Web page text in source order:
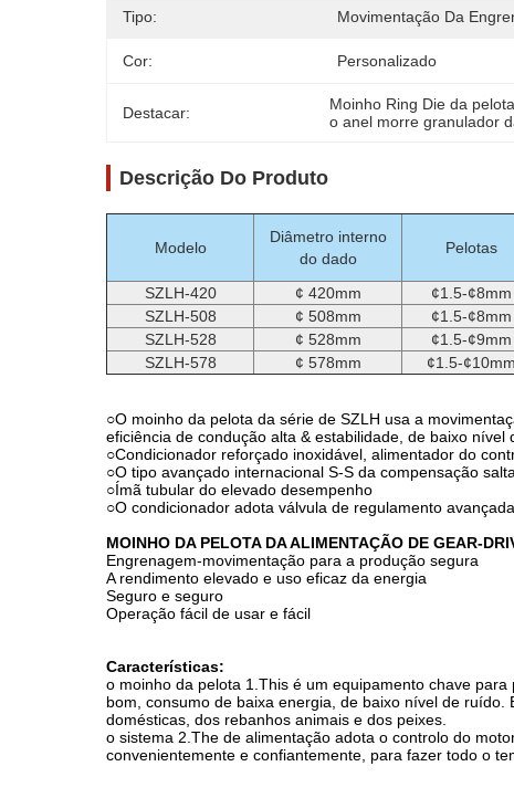
Tipo: Movimentação Da
Cor: Personalizado
Destacar: Moinho Ring Die da
o anel morre granulador
Descrição Do Produto
Modelo
Diâmetro interno
do dado
Pelotas
SZLH-420
¢ 420mm ¢1.5-¢8mm
SZLH-508
¢ 508mm ¢1.5-¢8mm
SZLH-528
¢ 528mm ¢1.5-¢9mm
SZLH-578
¢ 578mm ¢1.5-¢10mm
○O moinho da pelota da série de SZLH usa a
eficiência de condução alta & estabilidade, de baixo nível
○Condicionador reforçado inoxidável, alimentador do
○O tipo avançado internacional S-S da compensação
○Ímã tubular do elevado desempenho
○O condicionador adota válvula de regulamento
MOINHO DA PELOTA DA ALIMENTAÇÃO DE GEAR-
Engrenagem-movimentação para a produção segura
A rendimento elevado e uso eficaz da energia
Seguro e seguro
Operação fácil de usar e fácil
Características:
o moinho da pelota 1.This é um equipamento chave
bom, consumo de baixa energia, de baixo nível de
domésticas, dos rebanhos animais e dos peixes.
o sistema 2.The de alimentação adota o controlo do
convenientemente e confiantemente, para fazer todo o